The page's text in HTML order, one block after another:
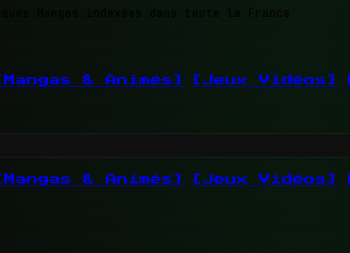
Mangas indexées dans toute la France
& Animés] [Jeux Vidéos]
& Animés] [Jeux Vidéos]